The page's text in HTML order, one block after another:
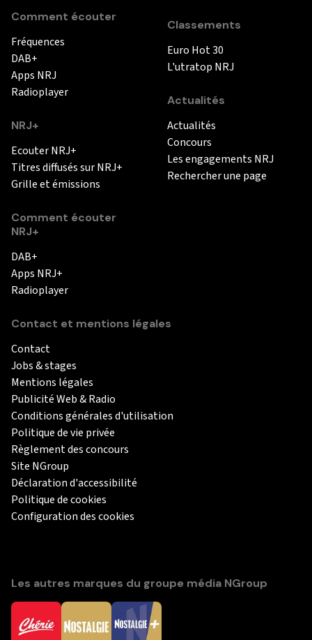
Comment écouter
Fréquences
DAB+
Apps NRJ
Radioplayer
NRJ+
Ecouter NRJ+
Titres diffusés sur NRJ+
Grille et émissions
Comment écouter
NRJ+
DAB+
Apps NRJ+
Radioplayer
Classements
Euro Hot 30
L'utratop NRJ
Actualités
Actualités
Concours
Les engagements NRJ
Rechercher une page
Contact et mentions légales
Contact
Jobs & stages
Mentions légales
Publicité Web & Radio
Conditions générales d'utilisation
Politique de vie privée
Règlement des concours
Site NGroup
Déclaration d'accessibilité
Politique de cookies
Configuration des cookies
Les autres marques du groupe média NGroup